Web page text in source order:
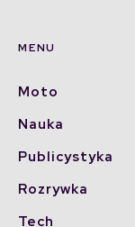
MENU
Moto
Nauka
Publicystyka
Rozrywka
Tech